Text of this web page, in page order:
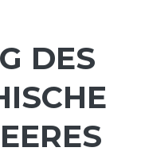
DES